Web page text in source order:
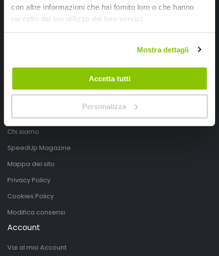
con altre informazioni che hai fornito loro o che hanno
raccolto dal tuo utilizzo dei loro servizi.
Mostra dettagli
Accetta tutti
Personalizza
SpeedUp.it
Treviso, Italy 31040
Speedup.it by Trio Group
Telefono0423.601555
Chi siamo
SpeedUp Magazine
Mappa del sito
Privacy Policy
Cookies Policy
Modifica consensi
Account
Vai al mio Account